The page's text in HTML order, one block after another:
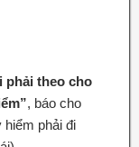
phải theo cho
, báo cho
hiểm phải đi